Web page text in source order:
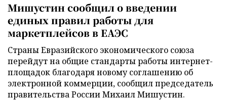
Мишустин сообщил о введении
единых правил работы для
маркетплейсов в ЕАЭС
Страны Евразийского экономического союза
перейдут на общие стандарты работы интернет-
площадок благодаря новому соглашению об
электронной коммерции, сообщил председатель
правительства России Михаил Мишустин.